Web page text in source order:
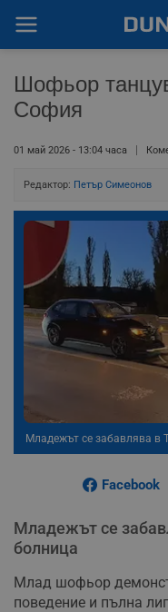
Шофьор
София
01 май 2026 - 13:04 часа
Редактор: Петър Симеонов
Младежът се забавлява в
Facebook
Младежът се
болница
Млад шофьор
поведение и пълна